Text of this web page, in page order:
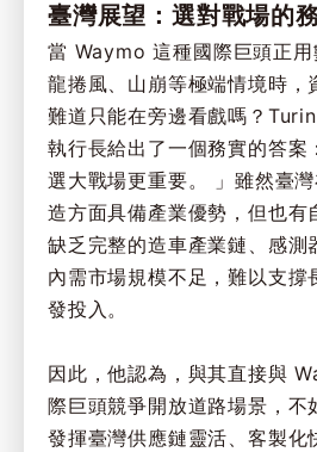
臺灣展望：選對戰場的
當 Waymo 這種國際巨頭正
龍捲風、山崩等極端情境時，
難道只能在旁邊看戲嗎？
執行長給出了一個務實的答案
選大戰場更重要。 」雖然臺
造方面具備產業優勢，但也有
缺乏完整的造車產業鏈、感測
內需市場規模不足，難以支撐
發投入。
因此，他認為，與其直接與
際巨頭競爭開放道路場景，不
發揮臺灣供應鏈靈活、客製化